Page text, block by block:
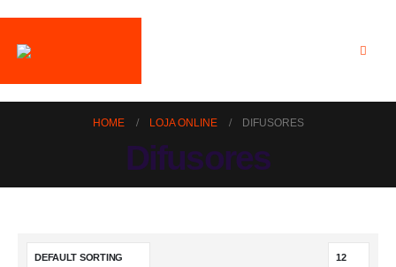
HOME LOJA ONLINE DIFUSORES
Difusores